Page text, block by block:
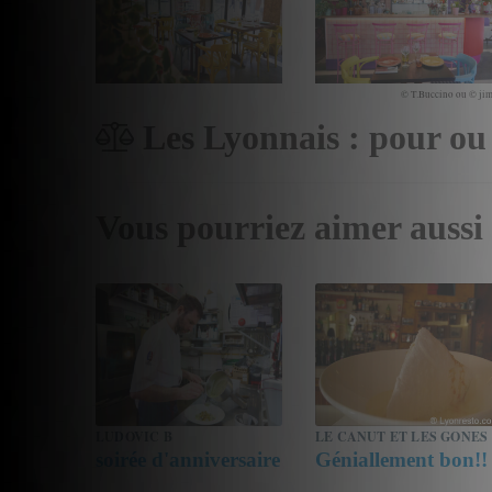
© T.Buccino ou ©
Les Lyonnais : pour
Vous pourriez aimer aussi
soirée d'anniversaire
LE CANUT ET LES GONES
Géniallement bon!!